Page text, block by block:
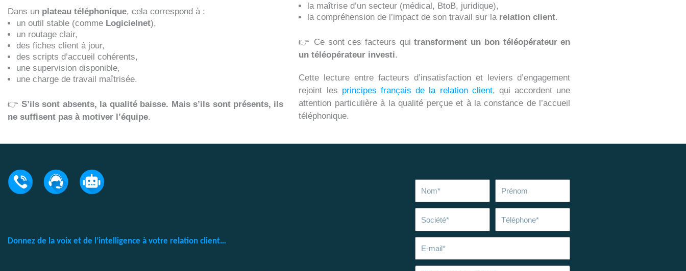
Dans un plateau téléphonique, cela correspond à :
un outil stable (comme Logicielnet),
un routage clair,
des fiches client à jour,
des scripts d’accueil cohérents,
une supervision disponible,
une charge de travail maîtrisée.
👉 S’ils sont absents, la qualité baisse. Mais s’ils sont présents, ils
ne suffisent pas à motiver l’équipe.
la maîtrise d’un secteur (médical, BtoB, juridique),
la compréhension de l’impact de son travail sur la relation client.
👉 Ce sont ces facteurs quitransforment un bon téléopérateur en
un téléopérateur investi.
Cette lecture entre facteurs d’insatisfaction et leviers d’engagement
rejoint les principes français de la relation client, qui accordent une
attention particulière à la qualité perçue et à la constance de l’accueil
téléphonique.
Donnez de la voix et de l’intelligence à votre relation client…